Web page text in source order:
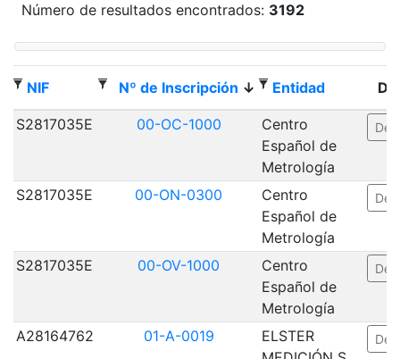
Número de resultados encontrados: 3192
NIF Nº de Inscripción Entidad
S2817035E 00-OC-1000
Centro
Español de
Metrología
S2817035E 00-ON-0300
Centro
Español de
Metrología
S2817035E 00-OV-1000
Centro
Español de
Metrología
A28164762 01-A-0019
ELSTER